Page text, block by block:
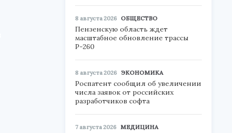
8 августа 2026 ОБЩЕСТВО
Пензенскую область ждет
масштабное обновление трассы
Р-260
8 августа 2026 ЭКОНОМИКА
Роспатент сообщил об увеличении
числа заявок от российских
разработчиков софта
7 августа 2026 МЕДИЦИНА